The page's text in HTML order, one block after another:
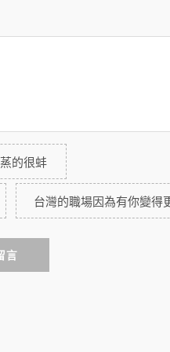
蒸的很蚌
台灣的職場因為有你變得
言